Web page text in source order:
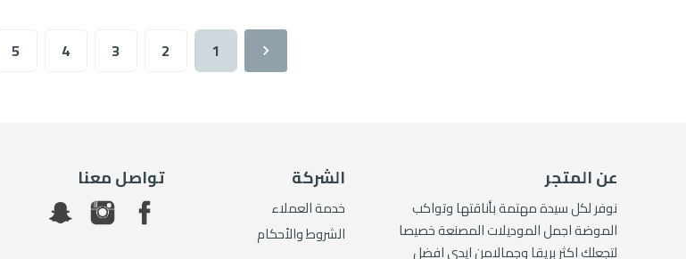
1
2
3
4
5
عن المتجر
نوفر لكل سيدة مهتمة بأناقتها وتواكب
الموضة اجمل الموديلات المصنعة خصيصا
لتجعلك اكثر بريقا وجمالامن ايدي افضل
الشركة
خدمة العملاء
الشروط والأحكام
تواصل معنا